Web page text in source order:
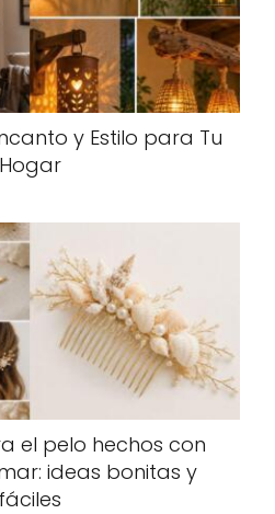
y Estilo para Tu
Hogar
el pelo hechos con
ideas bonitas y
fáciles